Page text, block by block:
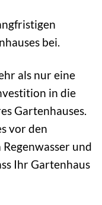
bei.
als nur eine
in die
Gartenhauses.
vor den
und
Ihr Gartenhaus